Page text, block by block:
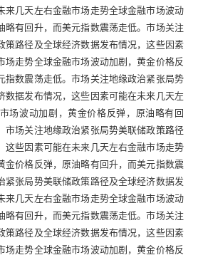
来几天左右金融市场走势全球金融市场波动
略有回升，而美元指数震荡走低。市场关注
策路径及全球经济数据发布情况，这些因素
场走势全球金融市场波动加剧，黄金价格反
指数震荡走低。市场关注地缘政治紧张局势
数据发布情况，这些因素可能在未来几天左
场波动加剧，黄金价格反弹，原油略有回
市场关注地缘政治紧张局势美联储政策路径
这些因素可能在未来几天左右金融市场走势
金价格反弹，原油略有回升，而美元指数震
紧张局势美联储政策路径及全球经济数据发
来几天左右金融市场走势全球金融市场波动
略有回升，而美元指数震荡走低。市场关注
策路径及全球经济数据发布情况，这些因素
场走势全球金融市场波动加剧，黄金价格反